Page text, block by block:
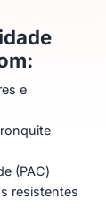
e
(PAC)
resistentes